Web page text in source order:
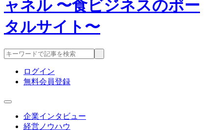
ログイン
無料会員登録
企業インタビュー
経営ノウハウ